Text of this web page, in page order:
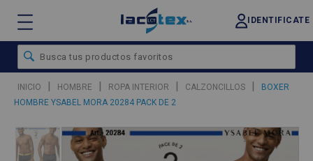
IDENTIFICATE
INICIO | HOMBRE | ROPA INTERIOR | CALZONCILLOS |
BOXER
HOMBRE YSABEL MORA 20284 PACK DE 2